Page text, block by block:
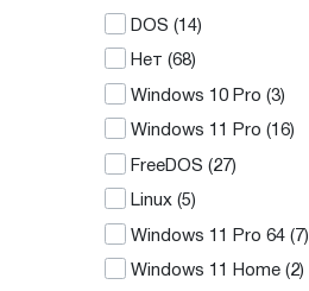
DOS (14)
Нет (68)
Windows 10 Pro (3)
Windows 11 Pro (16)
FreeDOS (27)
Linux (5)
Windows 11 Pro 64 (7)
Windows 11 Home (2)